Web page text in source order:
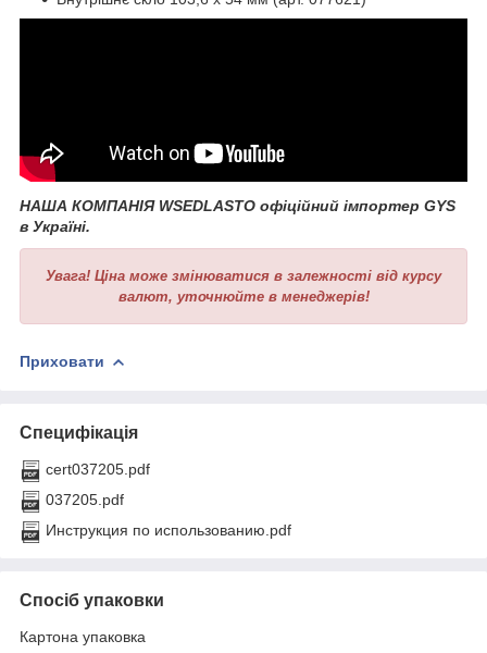
НАША КОМПАНІЯ WSEDLASTO офіційний імпортер GYS
в Україні.
Увага! Ціна може змінюватися в залежності від курсу
валют, уточнюйте в менеджерів!
Приховати
Специфікація
cert037205.pdf
037205.pdf
Инструкция по использованию.pdf
Спосіб упаковки
Картона упаковка